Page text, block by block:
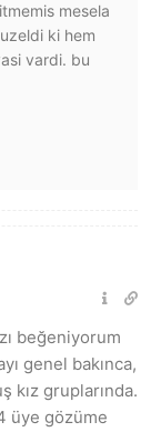
mesela
ki hem
vardi. bu
beğeniyorum
genel bakınca,
kız gruplarında.
üye gözüme